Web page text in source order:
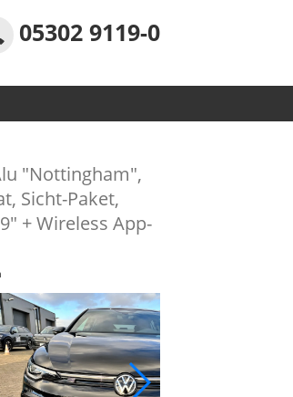
05302 9119-0
"Nottingham",
Sicht-Paket,
+ Wireless App-